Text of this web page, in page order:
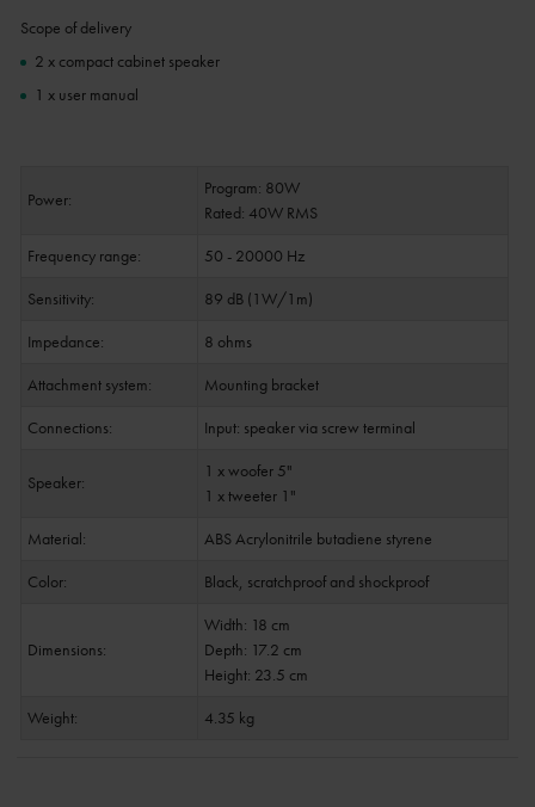
Scope of delivery
2 x compact cabinet speaker
1 x user manual
Power:
Program: 80W
Rated: 40W RMS
Frequency range:
50 - 20000 Hz
Sensitivity:
89 dB (1W/1m)
Impedance:
8 ohms
Attachment system:
Mounting bracket
Connections:
Input: speaker via screw terminal
Speaker:
1 x woofer 5"
1 x tweeter 1"
Material:
ABS Acrylonitrile butadiene styrene
Color:
Black, scratchproof and shockproof
Dimensions:
Width: 18 cm
Depth: 17.2 cm
Height: 23.5 cm
Weight:
4.35 kg